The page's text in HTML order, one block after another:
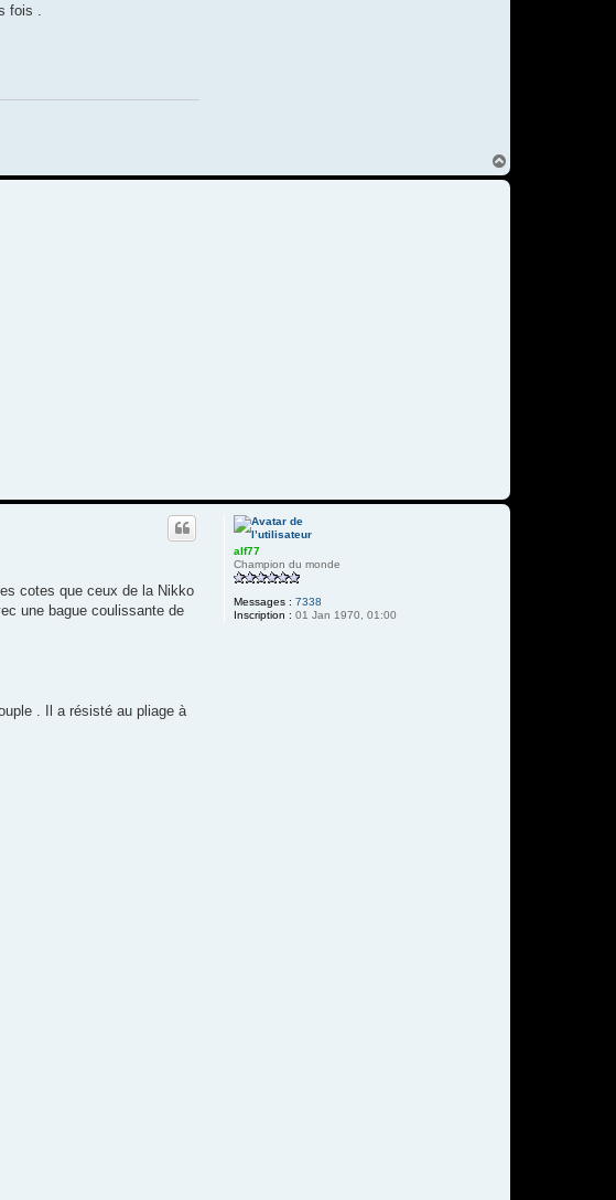
fois .
a
u
alf77
Champion du monde
Messages : 7338
Inscription : 01 Jan 1970, 01:00
cotes que ceux de la Nikko
une bague coulissante de
. Il a résisté au pliage à